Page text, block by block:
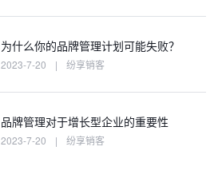
为什么你的品牌管理计划可能失败？
2023-7-20 | 纷享销客
品牌管理对于增长型企业的重要性
2023-7-20 | 纷享销客